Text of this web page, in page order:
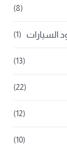
(8)
السيارات (1)
(13)
(22)
(12)
(10)